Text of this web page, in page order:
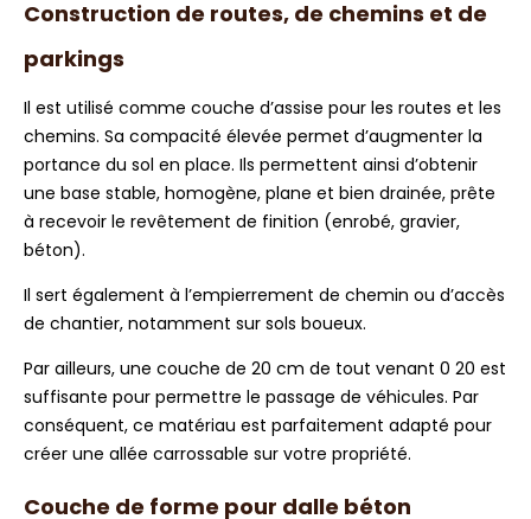
Construction de routes, de chemins et de
parkings
Il est utilisé comme couche d’assise pour les routes et les
chemins. Sa compacité élevée permet d’augmenter la
portance du sol en place. Ils permettent ainsi d’obtenir
une base stable, homogène, plane et bien drainée, prête
à recevoir le revêtement de finition (enrobé, gravier,
béton).
Il sert également à l’empierrement de chemin ou d’accès
de chantier, notamment sur sols boueux.
Par ailleurs, une couche de 20 cm de tout venant 0 20 est
suffisante pour permettre le passage de véhicules. Par
conséquent, ce matériau est parfaitement adapté pour
créer une allée carrossable sur votre propriété.
Couche de forme pour dalle béton